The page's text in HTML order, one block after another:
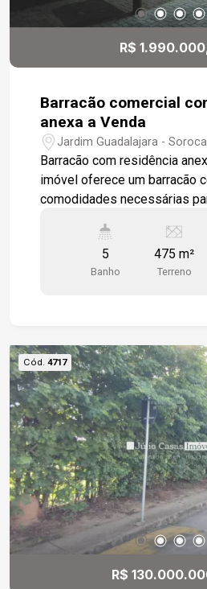
R$
Barracão comercial
anexa a Venda
Jardim Guadalajara -
Barracão com residência
imóvel oferece um barracão
comodidades necessárias
Salão com 2 cozinhas, 4 wc,
até 8 veículos. Residência
aberto, sala de tv, sala de
de comércios.
5
Banho
475 m²
Terreno
Cód. 4717
R$